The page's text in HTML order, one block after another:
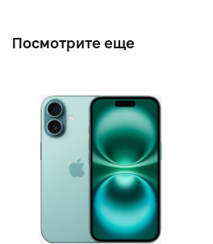
Посмотрите еще